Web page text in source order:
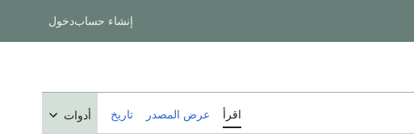
إنشاء حسابدخول
اقرأ عرض المصدر تاريخ أدوات